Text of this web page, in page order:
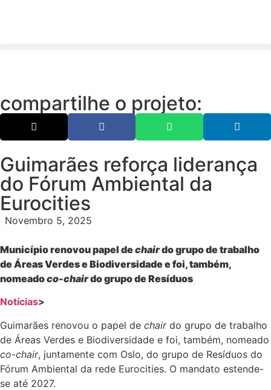
compartilhe o projeto:
Guimarães reforça liderança
do Fórum Ambiental da
Eurocities
Novembro 5, 2025
Município renovou papel dechairdo grupo de trabalho
de Áreas Verdes e Biodiversidade e foi, também,
nomeadoco-chairdo grupo de Resíduos
Notícias>
Guimarães renovou o papel de chairdo grupo de trabalho
de Áreas Verdes e Biodiversidade e foi, também, nomeado
co-chair, juntamente com Oslo, do grupo de Resíduos do
Fórum Ambiental da rede Eurocities. O mandato estende-
se até 2027.